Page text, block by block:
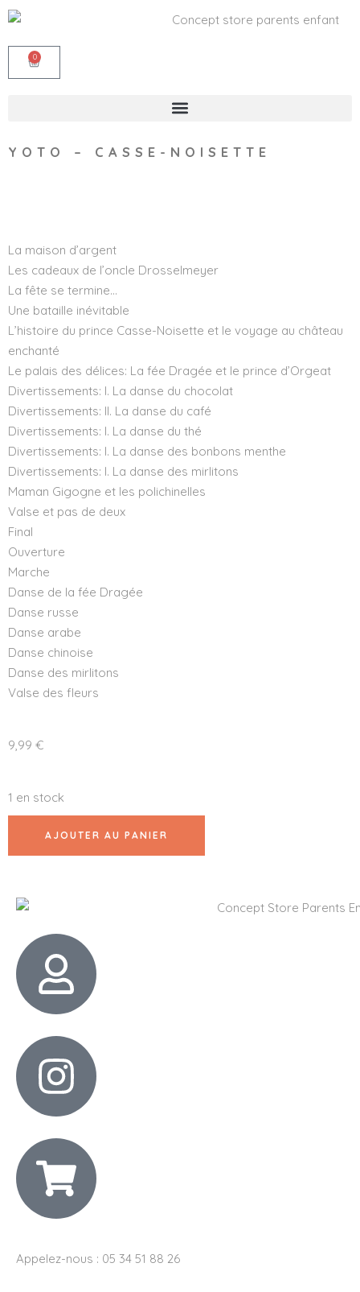
0
YOTO – CASSE-NOISETTE
La maison d’argent
Les cadeaux de l’oncle Drosselmeyer
La fête se termine…
Une bataille inévitable
L’histoire du prince Casse-Noisette et le voyage au château
enchanté
Le palais des délices: La fée Dragée et le prince d’Orgeat
Divertissements: I. La danse du chocolat
Divertissements: II. La danse du café
Divertissements: I. La danse du thé
Divertissements: I. La danse des bonbons menthe
Divertissements: I. La danse des mirlitons
Maman Gigogne et les polichinelles
Valse et pas de deux
Final
Ouverture
Marche
Danse de la fée Dragée
Danse russe
Danse arabe
Danse chinoise
Danse des mirlitons
Valse des fleurs
9,99 €
1 en stock
AJOUTER AU PANIER
Appelez-nous : 05 34 51 88 26